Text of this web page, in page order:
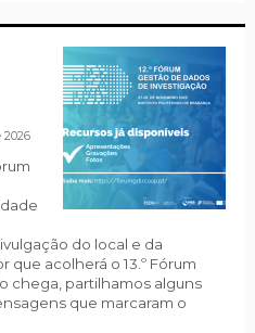
2026
do local e da
que acolherá o 13.º Fórum
chega, partilhamos alguns
que marcaram o